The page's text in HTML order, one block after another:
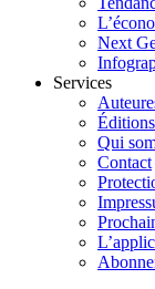
Next
Services
Qui
Contact